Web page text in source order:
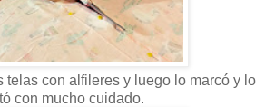
telas con alfileres y luego lo marcó y lo
con mucho cuidado.